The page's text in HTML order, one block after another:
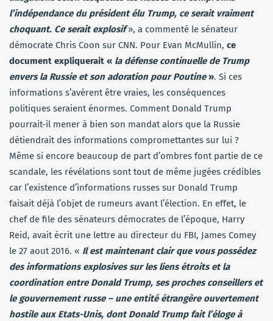
l’indépendance du président élu Trump, ce serait vraiment
choquant. Ce serait explosif», a commenté le sénateur
démocrate Chris Coon sur CNN. Pour Evan McMullin, ce
document expliquerait « la défense continuelle de Trump
envers la Russie et son adoration pour Poutine ». Si ces
informations s’avèrent être vraies, les conséquences
politiques seraient énormes. Comment Donald Trump
pourrait-il mener à bien son mandat alors que la Russie
détiendrait des informations compromettantes sur lui ?
Même si encore beaucoup de part d’ombres font partie de ce
scandale, les révélations sont tout de même jugées crédibles
car l’existence d’informations russes sur Donald Trump
faisait déjà l’objet de rumeurs avant l’élection. En effet, le
chef de file des sénateurs démocrates de l’époque, Harry
Reid, avait écrit une lettre au directeur du FBI, James Comey
le 27 aout 2016. « Il est maintenant clair que vous possédez
des informations explosives sur les liens étroits et la
coordination entre Donald Trump, ses proches conseillers et
le gouvernement russe – une entité étrangère ouvertement
hostile aux Etats-Unis, dont Donald Trump fait l’éloge à